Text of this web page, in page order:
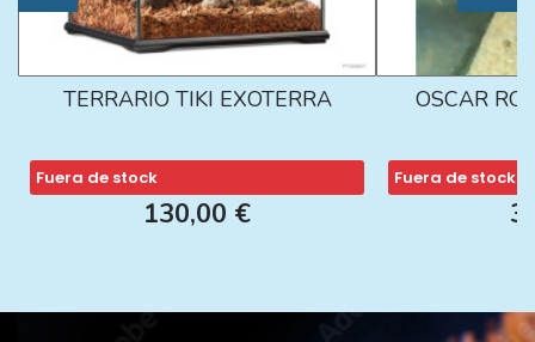
TERRARIO TIKI EXOTERRA
Fuera de stock
130,00 €
OSCAR
Fuera de stock